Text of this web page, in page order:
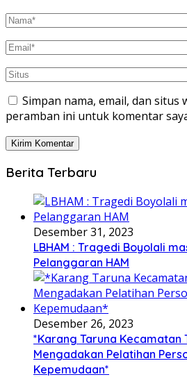
Simpan nama, email, dan situs
peramban ini untuk komentar
Berita Terbaru
Desember 31, 2023
LBHAM : Tragedi Boyolali
Pelanggaran HAM
Desember 26, 2023
*Karang Taruna Kecamatan
Mengadakan Pelatihan
Kepemudaan*